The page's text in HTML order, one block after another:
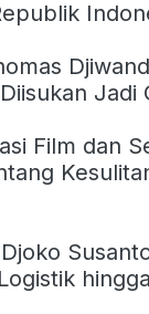
Jadi
Film dan